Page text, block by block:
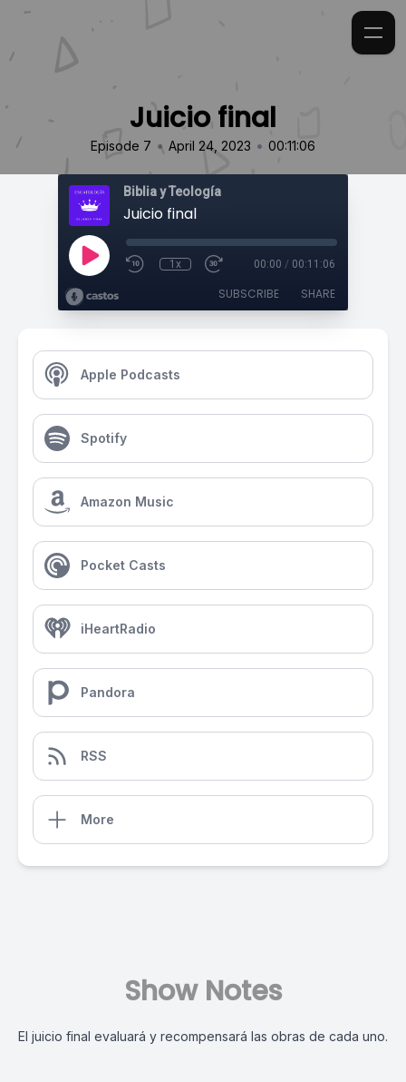
Juicio final
Episode 7 • April 24, 2023 • 00:11:06
Biblia y Teología
Juicio final
1x 00:00 / 00:11:06
SUBSCRIBE SHARE
Apple Podcasts
Spotify
Amazon Music
Pocket Casts
iHeartRadio
Pandora
RSS
More
Show Notes
El juicio final evaluará y recompensará las obras de cada uno.